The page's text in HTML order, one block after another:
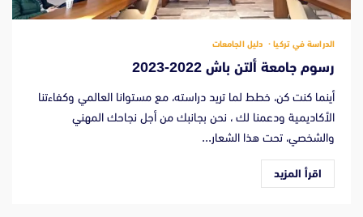
الدراسة في تركيا دليل الجامعات
رسوم جامعة ألتن باش 2022-2023
أينما كنت كن، خطط لما تريد دراسته، مع مستوانا العالمي وكفاءتنا
الأكاديمية ودعمنا لك ، نحن بجانبك من أجل نجاحك المهني
والشخصي، تحت هذا الشعار...
اقرأ المزيد